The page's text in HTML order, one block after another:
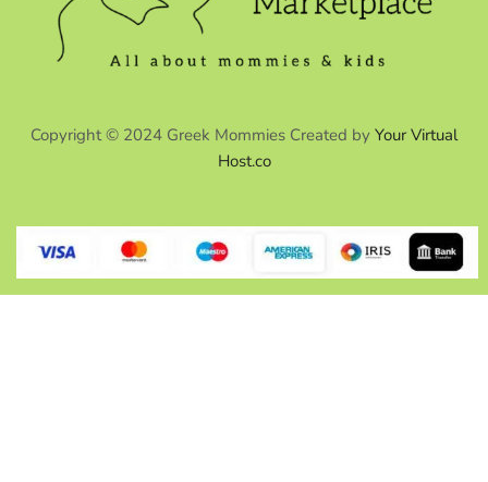
Copyright © 2024 Greek Mommies Created by Your Virtual
Host.co